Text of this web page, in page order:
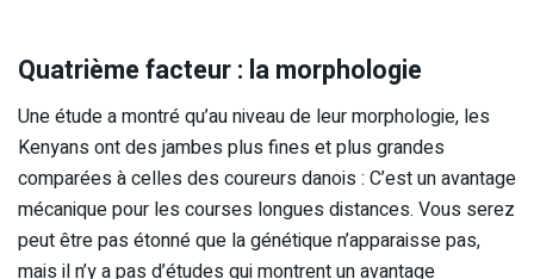
Quatrième facteur : la morphologie
Une étude a montré qu’au niveau de leur morphologie, les
Kenyans ont des jambes plus fines et plus grandes
comparées à celles des coureurs danois : C’est un avantage
mécanique pour les courses longues distances. Vous serez
peut être pas étonné que la génétique n’apparaisse pas,
mais il n’y a pas d’études qui montrent un avantage